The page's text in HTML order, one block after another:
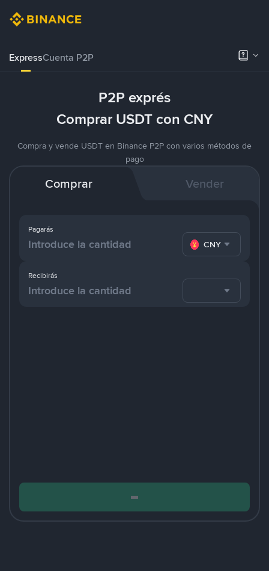
ExpressCuenta P2P
P2P exprés
Comprar USDT con CNY
Compra y vende USDT en Binance P2P con varios métodos de
pago
Comprar Vender
Pagarás
CNY
Recibirás